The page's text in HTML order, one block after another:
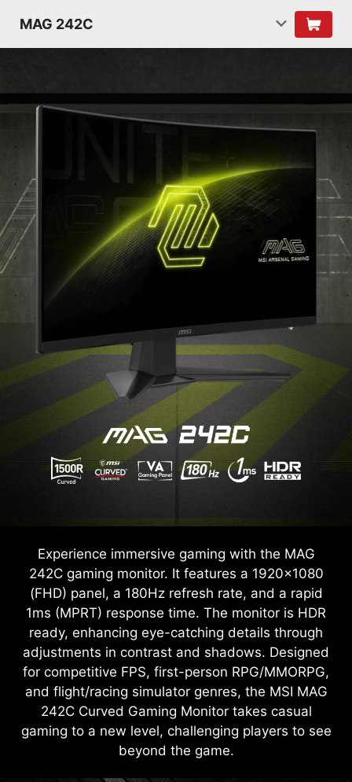
MAG 242C
Experience immersive gaming with the MAG
242C gaming monitor. It features a 1920x1080
(FHD) panel, a 180Hz refresh rate, and a rapid
1ms (MPRT) response time. The monitor is HDR
ready, enhancing eye-catching details through
adjustments in contrast and shadows. Designed
for competitive FPS, first-person RPG/MMORPG,
and flight/racing simulator genres, the MSI MAG
242C Curved Gaming Monitor takes casual
gaming to a new level, challenging players to see
beyond the game.